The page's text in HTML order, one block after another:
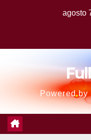
agosto
Powered